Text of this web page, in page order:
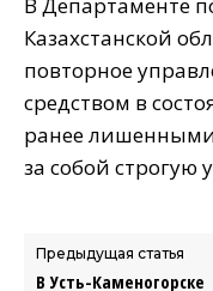
В Департаменте
Казахстанской
повторное
средством в
ранее лишенными
за собой строгую
Предыдущая статья
В Усть-Каменогорске